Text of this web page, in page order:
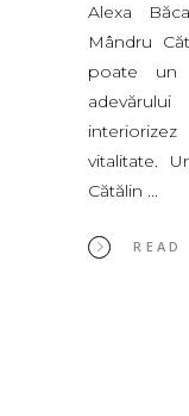
Alexa
Mândru
poate un
vitalitate.
Cătălin
READ